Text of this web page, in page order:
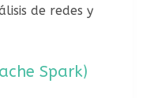
de redes y
Spark)